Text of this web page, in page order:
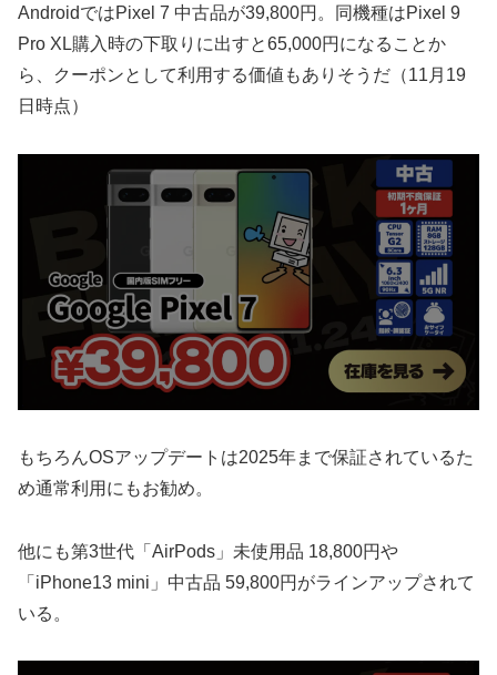
AndroidではPixel 7 中古品が39,800円。同機種はPixel 9
Pro XL購入時の下取りに出すと65,000円になることか
ら、クーポンとして利用する価値もありそうだ（11月19
日時点）
もちろんOSアップデートは2025年まで保証されているた
め通常利用にもお勧め。
他にも第3世代「AirPods」未使用品 18,800円や
「iPhone13 mini」中古品 59,800円がラインアップされて
いる。